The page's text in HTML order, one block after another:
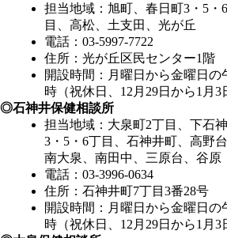
担当地域：旭町、春日町3・5・
目、高松、土支田、光が丘
電話：03-5997-7722
住所：光が丘区民センター1階
開設時間：月曜日から金曜日の
時（祝休日、12月29日から1月3
◎石神井保健相談所
担当地域：大泉町2丁目、下石
3・5・6丁目、石神井町、高野
南大泉、南田中、三原台、谷原
電話：03-3996-0634
住所：石神井町7丁目3番28号
開設時間：月曜日から金曜日の
時（祝休日、12月29日から1月3